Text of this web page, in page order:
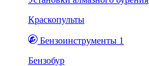
Краскопульты
Бензоинструменты 1
Бензобур